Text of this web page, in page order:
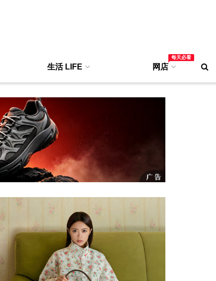
生活 LIFE 网店
每天必看